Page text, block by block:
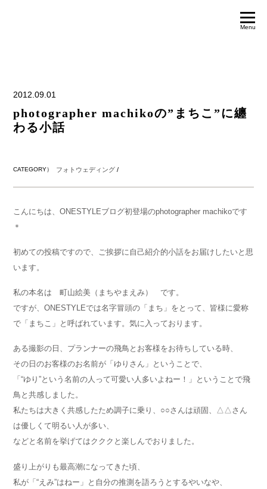
Menu
2012.09.01
photographer machikoの”まちこ”に纏
わる小話
CATEGORY） フォトウェディング /
こんにちは、ONESTYLEブログ初登場のphotographer machikoです
＊
初めての投稿ですので、ご挨拶に自己紹介的小話をお届けしたいと思
います。
私の本名は 町山絵美（まちやまえみ） です。
ですが、ONESTYLEでは名字冒頭の「まち」をとって、皆様に愛称
で「まちこ」と呼ばれています。気に入っております。
ある撮影の日、プランナーの飛鳥とお客様をお待ちしている時、
その日のお客様のお名前が「ゆりさん」ということで、
「“ゆり”という名前の人って可愛い人多いよねー！」ということで飛
鳥と共感しました。
私たちは大きく共感したため調子に乗り、○○さんは頑固、△△さん
は優しくて明るい人が多い、
などと名前を挙げてはクククと楽しんでおりました。
盛り上がりも最高潮になってきた頃、
私が「“えみ”はねー」と自分の推測を語ろうとするやいなや、